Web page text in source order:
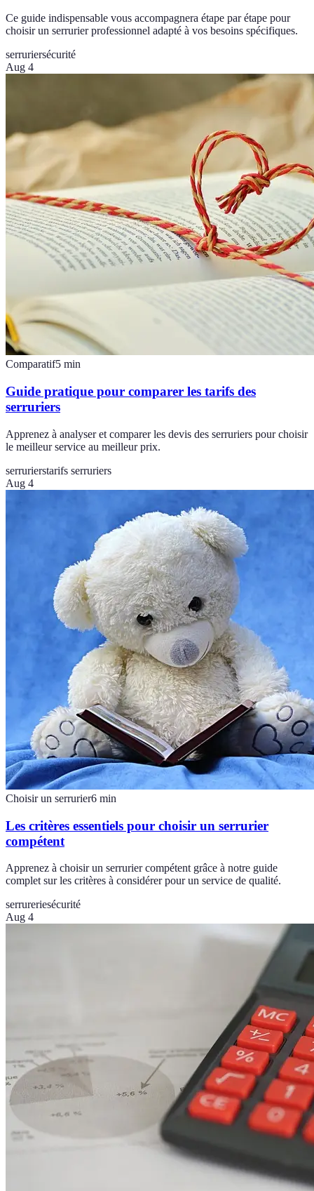
Ce guide indispensable vous accompagnera étape par étape pour
choisir un serrurier professionnel adapté à vos besoins spécifiques.
serruriersécurité
Aug 4
Comparatif5 min
Guide pratique pour comparer les tarifs des
serruriers
Apprenez à analyser et comparer les devis des serruriers pour choisir
le meilleur service au meilleur prix.
serrurierstarifs serruriers
Aug 4
Choisir un serrurier6 min
Les critères essentiels pour choisir un serrurier
compétent
Apprenez à choisir un serrurier compétent grâce à notre guide
complet sur les critères à considérer pour un service de qualité.
serrureriesécurité
Aug 4